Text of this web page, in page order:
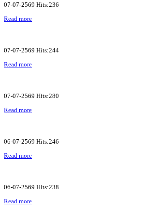
07-07-2569 Hits:236
Read more
07-07-2569 Hits:244
Read more
07-07-2569 Hits:280
Read more
06-07-2569 Hits:246
Read more
06-07-2569 Hits:238
Read more